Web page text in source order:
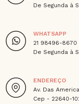
De Segunda à
WHATSAPP
21 98496-8670
De Segunda à
ENDEREÇO
Av. Das
Cep - 22640-